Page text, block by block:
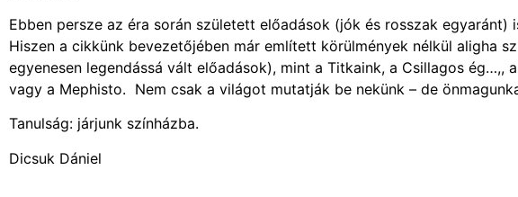
Ebben persze az éra során született előadások (jók és rosszak egyaránt)
Hiszen a cikkünk bevezetőjében már említett körülmények nélkül aligha
egyenesen legendássá vált előadások), mint a Titkaink, a Csillagos ég…,,
vagy a Mephisto. Nem csak a világot mutatják be nekünk – de
Tanulság: járjunk színházba.
Dicsuk Dániel